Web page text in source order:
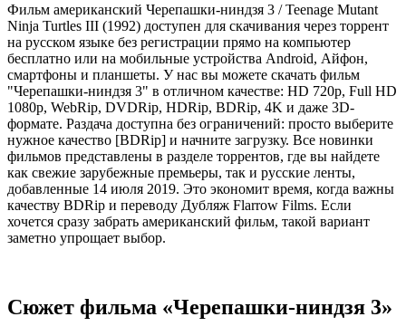
Фильм американский Черепашки-ниндзя 3 / Teenage Mutant
Ninja Turtles III (1992) доступен для скачивания через торрент
на русском языке без регистрации прямо на компьютер
бесплатно или на мобильные устройства Android, Айфон,
смартфоны и планшеты. У нас вы можете скачать фильм
"Черепашки-ниндзя 3" в отличном качестве: HD 720p, Full HD
1080p, WebRip, DVDRip, HDRip, BDRip, 4K и даже 3D-
формате. Раздача доступна без ограничений: просто выберите
нужное качество [BDRip] и начните загрузку. Все новинки
фильмов представлены в разделе торрентов, где вы найдете
как свежие зарубежные премьеры, так и русские ленты,
добавленные 14 июля 2019. Это экономит время, когда важны
качеству BDRip и переводу Дубляж Flarrow Films. Если
хочется сразу забрать американский фильм, такой вариант
заметно упрощает выбор.
Сюжет фильма «Черепашки-ниндзя 3»